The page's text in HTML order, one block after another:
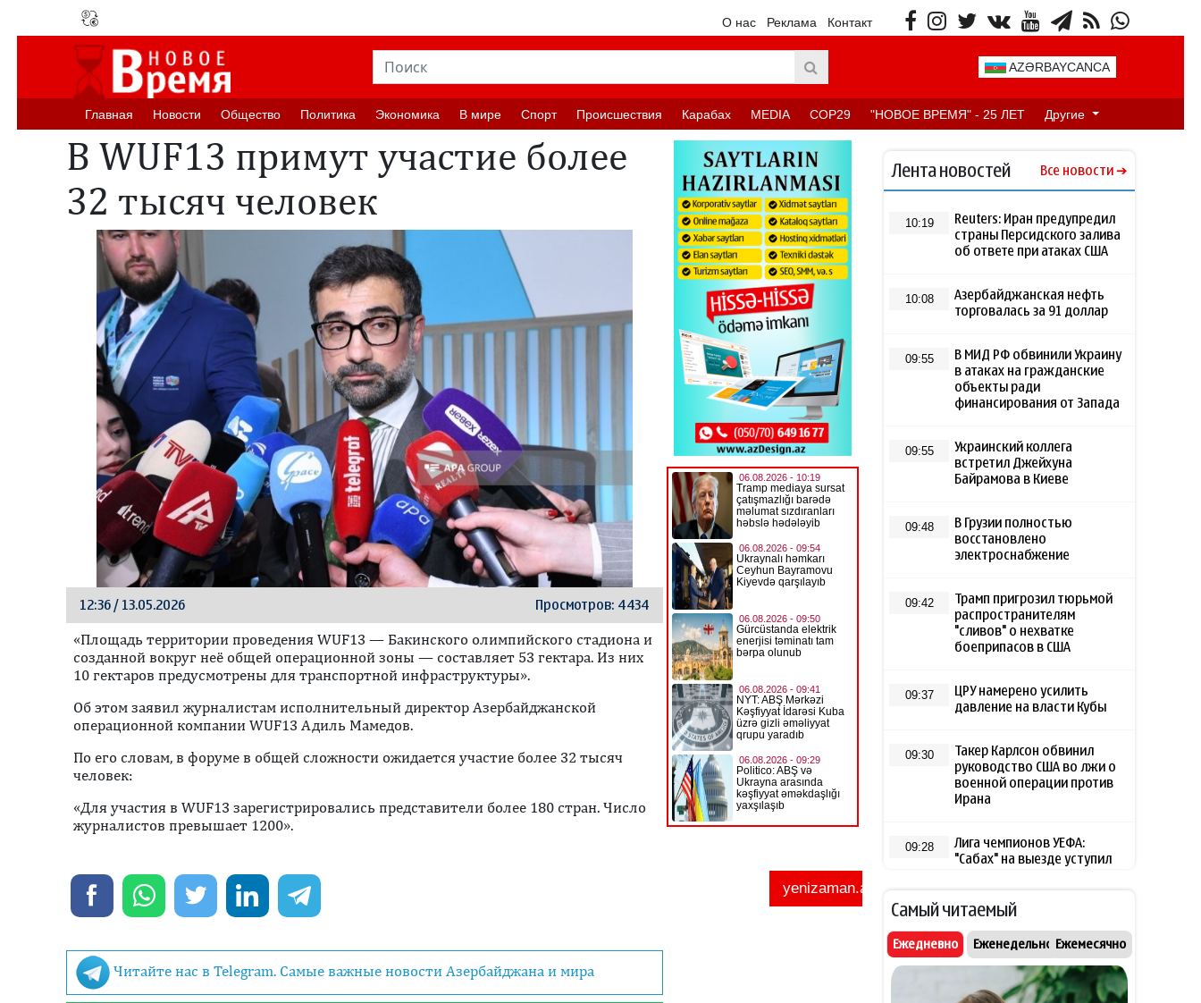
О нас Реклама Контакт
AZƏRBAYCANCA
Главная Новости Oбщество Политика Экономика В мире Спорт Происшествия Карабах MEDIA COP29 "НОВОЕ ВРЕМЯ" - 25 ЛЕТ Другие
В WUF13 примут участие более
32 тысяч человек
12:36 / 13.05.2026 Просмотров: 4434
«Площадь территории проведения WUF13 — Бакинского олимпийского стадиона и
созданной вокруг неё общей операционной зоны — составляет 53 гектара. Из них
10 гектаров предусмотрены для транспортной инфраструктуры».
Oб этом заявил журналистам исполнительный директор Азербайджанской
операционной компании WUF13 Адиль Мамедов.
По его словам, в форуме в общей сложности ожидается участие более 32 тысяч
человек:
«Для участия в WUF13 зарегистрировались представители более 180 стран. Число
журналистов превышает 1200».
Читайте нас в Telegram. Самые важные новости Азербайджана и мира
Лента новостей Все новости
10:19
Reuters: Иран предупредил
страны Персидского залива
об ответе при атаках США
10:08
Азербайджанская нефть
торговалась за 91 доллар
09:55
В МИД РФ обвинили Украину
в атаках на гражданские
объекты ради
финансирования от Запада
09:55
Украинский коллега
встретил Джейхуна
Байрамова в Киеве
09:48
В Грузии полностью
восстановлено
электроснабжение
09:42
Трамп пригрозил тюрьмой
распространителям
"сливов" о нехватке
боеприпасов в США
09:37
ЦРУ намерено усилить
давление на власти Кубы
09:30
Такер Карлсон обвинил
руководство США во лжи о
военной операции против
Ирана
09:28
Лига чемпионов УЕФА:
"Сабах" на выезде уступил
Генсек НАТО выступил с
заявлением после ударов
России по Киеву
Трамп заявил об обладании
Самый читаемый
Ежедневно Еженедельно Ежемесячно